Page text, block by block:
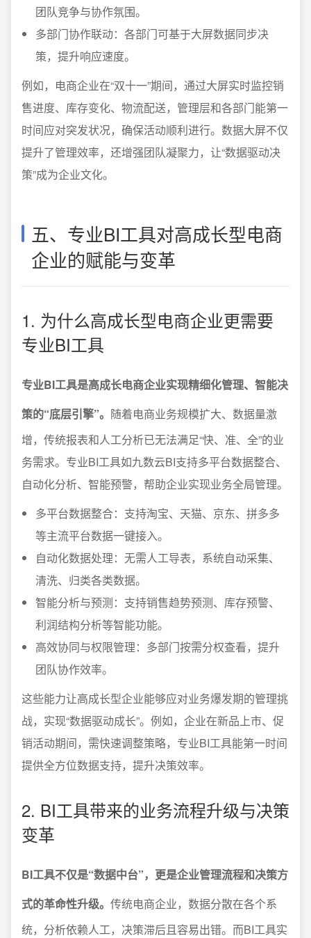
团队竞争与协作氛围。
多部门协作联动：各部门可基于大屏数据同步决
策，提升响应速度。
例如，电商企业在“双十一”期间，通过大屏实时监控销
售进度、库存变化、物流配送，管理层和各部门能第一
时间应对突发状况，确保活动顺利进行。数据大屏不仅
提升了管理效率，还增强团队凝聚力，让“数据驱动决
策”成为企业文化。
五、专业BI工具对高成长型电商
企业的赋能与变革
1. 为什么高成长型电商企业更需要
专业BI工具
专业BI工具是高成长电商企业实现精细化管理、智能决
策的“底层引擎”。 随着电商业务规模扩大、数据量激
增，传统报表和人工分析已无法满足“快、准、全”的业
务需求。专业BI工具如九数云BI支持多平台数据整合、
自动化分析、智能预警，帮助企业实现业务全局管理。
多平台数据整合：支持淘宝、天猫、京东、拼多多
等主流平台数据一键接入。
自动化数据处理：无需人工导表，系统自动采集、
清洗、归类各类数据。
智能分析与预测：支持销售趋势预测、库存预警、
利润结构分析等智能功能。
高效协同与权限管理：多部门按需分权查看，提升
团队协作效率。
这些能力让高成长型企业能够应对业务爆发期的管理挑
战，实现“数据驱动成长”。例如，企业在新品上市、促
销活动期间，需快速调整策略，专业BI工具能第一时间
提供全方位数据支持，提升决策效率。
2. BI工具带来的业务流程升级与决策
变革
BI工具不仅是“数据中台”，更是企业管理流程和决策方
式的革命性升级。 传统电商企业，数据分散在各个系
统，分析依赖人工，决策滞后且容易出错。而BI工具实